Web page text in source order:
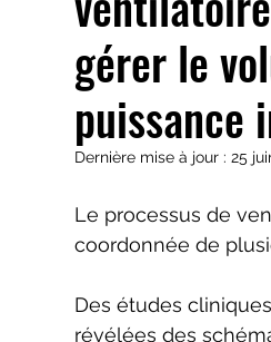
Troubles comportement
gérer le
puissance
Dernière mise à jour : 25
Le processus de
coordonnée de
Des études
révélées des